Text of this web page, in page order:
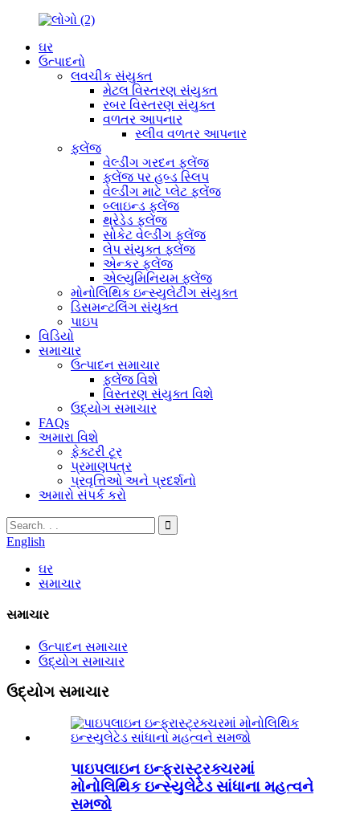
ઘર
ઉત્પાદનો
લવચીક સંયુક્ત
મેટલ વિસ્તરણ સંયુક્ત
રબર વિસ્તરણ સંયુક્ત
વળતર આપનાર
સ્લીવ વળતર આપનાર
ફ્લેંજ
વેલ્ડીંગ ગરદન ફ્લેંજ
ફ્લેંજ પર હબ્ડ સ્લિપ
વેલ્ડીંગ માટે પ્લેટ ફ્લેંજ
બ્લાઇન્ડ ફ્લેંજ
થ્રેડેડ ફ્લેંજ
સોકેટ વેલ્ડીંગ ફ્લેંજ
લેપ સંયુક્ત ફ્લેંજ
એન્કર ફ્લેંજ
એલ્યુમિનિયમ ફ્લેંજ
મોનોલિથિક ઇન્સ્યુલેટીંગ સંયુક્ત
ડિસમન્ટલિંગ સંયુક્ત
પાઇપ
વિડિયો
સમાચાર
ઉત્પાદન સમાચાર
ફ્લેંજ વિશે
વિસ્તરણ સંયુક્ત વિશે
ઉદ્યોગ સમાચાર
FAQs
અમારા વિશે
ફેક્ટરી ટૂર
પ્રમાણપત્ર
પ્રવૃત્તિઓ અને પ્રદર્શનો
અમારો સંપર્ક કરો
English
ઘર
સમાચાર
સમાચાર
ઉત્પાદન સમાચાર
ઉદ્યોગ સમાચાર
ઉદ્યોગ સમાચાર
પાઇપલાઇન ઇન્ફ્રાસ્ટ્રક્ચરમાં
મોનોલિથિક ઇન્સ્યુલેટેડ સાંધાના મહત્વને
સમજો